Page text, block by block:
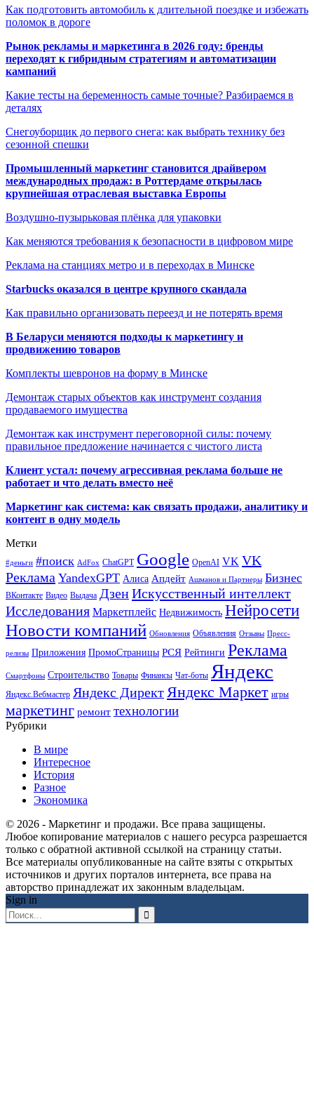
Как подготовить автомобиль к длительной поездке и избежать
поломок в дороге
Рынок рекламы и маркетинга в 2026 году: бренды
переходят к гибридным стратегиям и автоматизации
кампаний
Какие тесты на беременность самые точные? Разбираемся в
деталях
Снегоуборщик до первого снега: как выбрать технику без
сезонной спешки
Промышленный маркетинг становится драйвером
международных продаж: в Роттердаме открылась
крупнейшая отраслевая выставка Европы
Воздушно-пузырьковая плёнка для упаковки
Как меняются требования к безопасности в цифровом мире
Реклама на станциях метро и в переходах в Минске
Starbucks оказался в центре крупного скандала
Как правильно организовать переезд и не потерять время
В Беларуси меняются подходы к маркетингу и
продвижению товаров
Комплекты шевронов на форму в Минске
Демонтаж старых объектов как инструмент создания
продаваемого имущества
Демонтаж как инструмент переговорной силы: почему
правильное предложение начинается с чистого листа
Клиент устал: почему агрессивная реклама больше не
работает и что делать вместо неё
Маркетинг как система: как связать продажи, аналитику и
контент в одну модель
Метки
#деньги #поиск AdFox ChatGPT Google OpenAI VK VK
Реклама YandexGPT Алиса Апдейт Ашманов и Партнеры Бизнес
ВКонтакте Видео Выдача ДзенИскусственный интеллект
Исследования Маркетплейс Недвижимость Нейросети
Новости компаний Обновления Объявления Отзывы Пресс-
релизы Приложения ПромоСтраницы РСЯ Рейтинги Реклама
Смартфоны Строительство Товары Финансы Чат-боты Яндекс
Яндекс.Вебмастер Яндекс ДиректЯндекс Маркет игры
маркетинг ремонт технологии
Рубрики
В мире
Интересное
История
Разное
Экономика
© 2026 - Маркетинг и продажи. Все права защищены.
Любое копирование материалов с нашего ресурса разрешается
только с обратной активной ссылкой на страницу статьи.
Все материалы опубликованные на сайте взяты с открытых
источников и других порталов интернета, все права на
авторство принадлежат их законным владельцам.
Sign in